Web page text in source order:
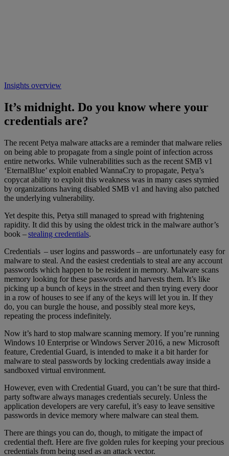
Insights overview
It’s midnight. Do you know where your
credentials are?
The recent Petya malware attacks are a reminder that malware relies
on being able to propagate from a single point of infection across
entire networks. While vulnerabilities such as the recent SMB v1
‘EternalBlue’ exploit enabled WannaCry to propagate, Petya’s
copycat ability to exploit this weakness was in many cases stymied
by organizations having disabled SMB v1 and having also patched
the underlying vulnerability.
Yet despite this, Petya still managed to spread with frightening
rapidity. It did this by using the oldest trick in the malware author’s
book –stealing credentials.
Credentials – user logins and passwords – are unfortunately easy for
malware to steal. And the easiest credentials to steal are any account
passwords which happen to be resident in memory. Malware scans
memory looking for these passwords and harvests them. It’s like
picking up a bunch of keys in the street and then trying every door
in a row of houses to see if any of the keys will let you in. If they
do, you can burgle the house, and possibly steal more keys,
repeating the process indefinitely.
Now it’s hard to stop malware scanning memory. If you’re running
Windows 10 Enterprise or Windows Server 2016, a new Microsoft
feature, Credential Guard, is intended to make it a bit harder for
malware to steal passwords by locking credentials away inside a
sandboxed virtual environment.
However, even with Credential Guard, you can’t be sure that third-
party software always manages credentials securely. Unless the
application developers are very careful, it’s easy to leave sensitive
passwords in device memory where malware can steal them.
There are things you can do, though, to mitigate the impact of
credential theft. Here are five golden rules for keeping your precious
credentials from being used as an attack vector.